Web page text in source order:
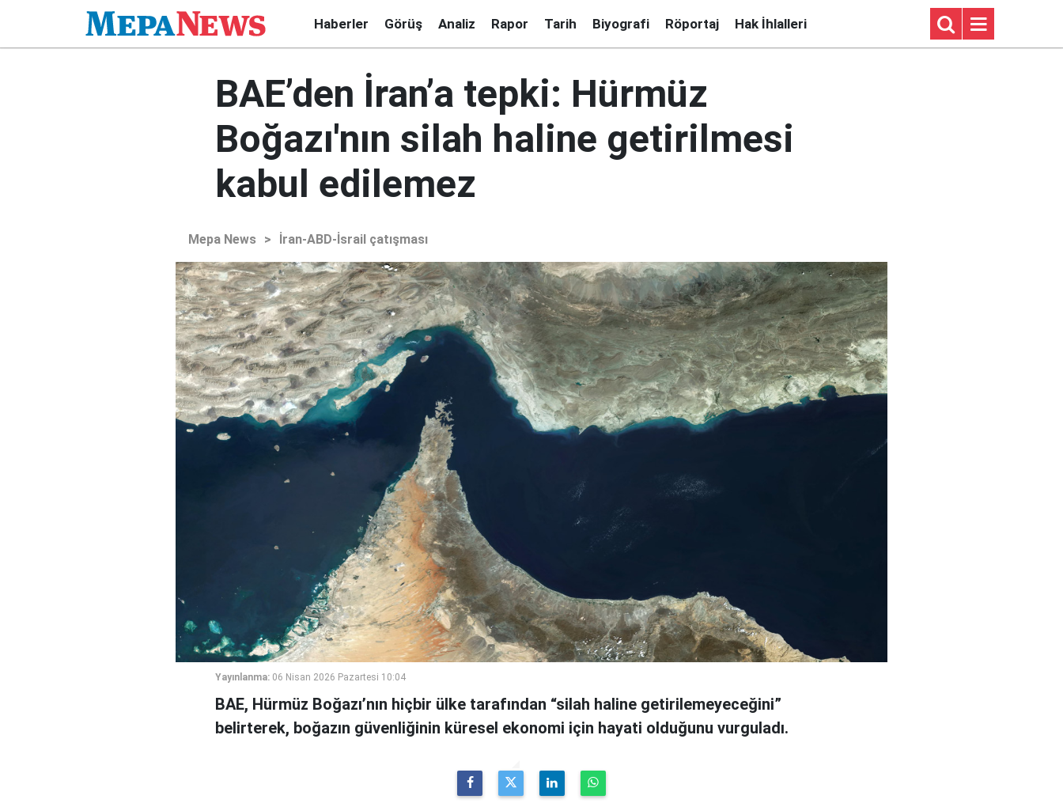
Haberler Görüş Analiz Rapor Tarih Biyografi Röportaj Hak İhlalleri
BAE’den İran’a tepki: Hürmüz
Boğazı'nın silah haline getirilmesi
kabul edilemez
Mepa News > İran-ABD-İsrail çatışması
Yayınlanma: 06 Nisan 2026 Pazartesi 10:04
BAE, Hürmüz Boğazı’nın hiçbir ülke tarafından “silah haline getirilemeyeceğini”
belirterek, boğazın güvenliğinin küresel ekonomi için hayati olduğunu vurguladı.